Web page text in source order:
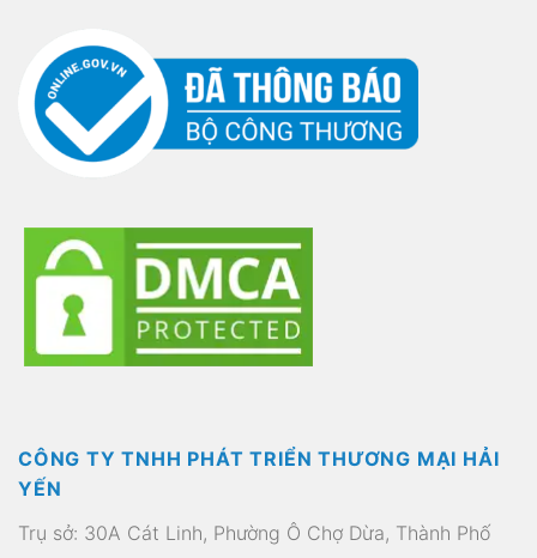
CÔNG TY TNHH PHÁT TRIỂN THƯƠNG MẠI HẢI
YẾN
Trụ sở: 30A Cát Linh, Phường Ô Chợ Dừa, Thành Phố